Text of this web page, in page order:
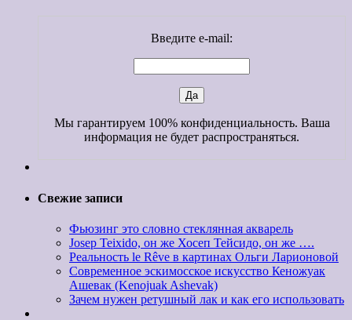
Введите e-mail:
Мы гарантируем 100% конфиденциальность. Ваша
информация не будет распространяться.
Свежие записи
Фьюзинг это словно стеклянная акварель
Josep Teixido, он же Хосеп Тейсидо, он же ….
Реальность le Rêve в картинах Ольги Ларионовой
Современное эскимосское искусство Кеножуак
Ашевак (Kenojuak Ashevak)
Зачем нужен ретушный лак и как его использовать